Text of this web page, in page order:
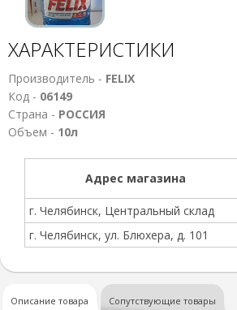
ХАРАКТЕРИСТИКИ
Производитель - FELIX
Код - 06149
Страна - РОССИЯ
Объем - 10л
Адрес магазина
г. Челябинск, Центральный склад
г. Челябинск, ул. Блюхера, д. 101
Описание товара Сопутствующие товары